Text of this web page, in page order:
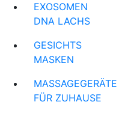
EXOSOMEN
DNA LACHS
GESICHTS
MASKEN
MASSAGEGERÄTE
FÜR ZUHAUSE